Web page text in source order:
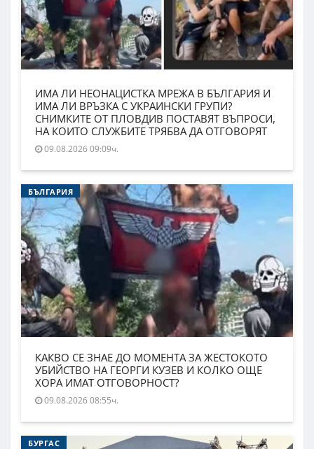
ИМА ЛИ НЕОНАЦИСТКА МРЕЖА В БЪЛГАРИЯ И
ИМА ЛИ ВРЪЗКА С УКРАИНСКИ ГРУПИ?
СНИМКИТЕ ОТ ПЛОВДИВ ПОСТАВЯТ ВЪПРОСИ,
НА КОИТО СЛУЖБИТЕ ТРЯБВА ДА ОТГОВОРЯТ
09.08.2026 09:09ч.
БЪЛГАРИЯ
КАКВО СЕ ЗНАЕ ДО МОМЕНТА ЗА ЖЕСТОКОТО
УБИЙСТВО НА ГЕОРГИ КУЗЕВ И КОЛКО ОЩЕ
ХОРА ИМАТ ОТГОВОРНОСТ?
09.08.2026 08:55ч.
БУРГАС